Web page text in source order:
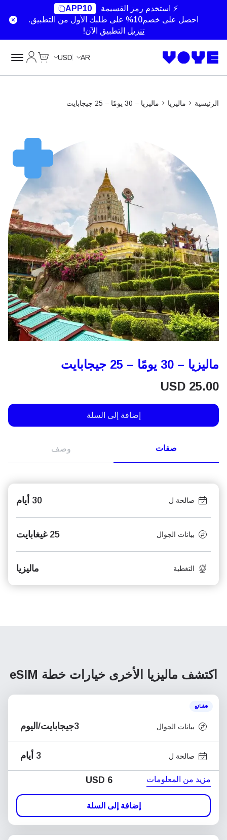
⚡ استخدم رمز القسيمة
APP10
احصل على خصم10% على طلبك الأول من التطبيق.
تنزيل التطبيق الآن!
AR
USD
الرئيسية ماليزيا ماليزيا – 30 يومًا – 25 جيجابايت
ماليزيا – 30 يومًا – 25 جيجابايت
USD 25.00
إضافة إلى السلة
صفات وصف
صالحة ل 30 أيام
بيانات الجوال 25 غيغابايت
التغطية ماليزيا
اكتشف ماليزيا الأخرى خيارات خطة eSIM
شائع
Unlimited Data
بيانات الجوال 3جيجابايت/اليوم
صالحة ل 3 أيام
مزيد من المعلومات USD 6
إضافة إلى السلة
Unlimited Data
Unlimited Data
Unlimited Data